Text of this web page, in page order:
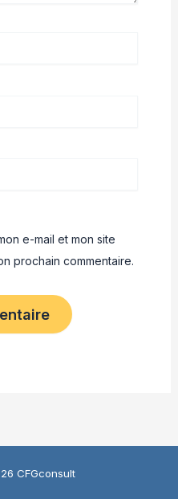
e-mail et mon site
prochain commentaire.
CFGconsult